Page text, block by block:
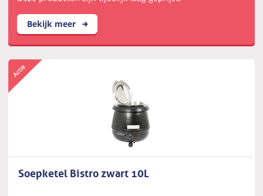
Bekijk meer
Soepketel Bistro zwart 10L